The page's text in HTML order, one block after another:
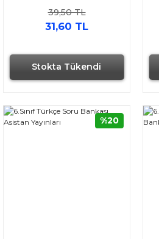
Stokta Tükendi
39,50 TL
31,60 TL
%20